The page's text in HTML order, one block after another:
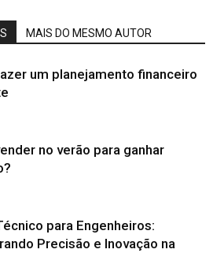
MAIS DO MESMO AUTOR
um planejamento financeiro
no verão para ganhar
para Engenheiros:
Precisão e Inovação na